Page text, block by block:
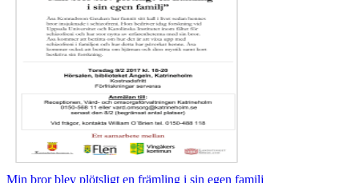
Min bror blev plötsligt en främling i sin egen familj